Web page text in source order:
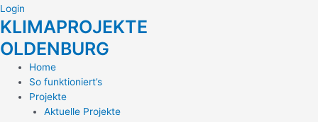
Login
KLIMAPROJEKTE
OLDENBURG
Home
So funktioniert’s
Projekte
Aktuelle Projekte